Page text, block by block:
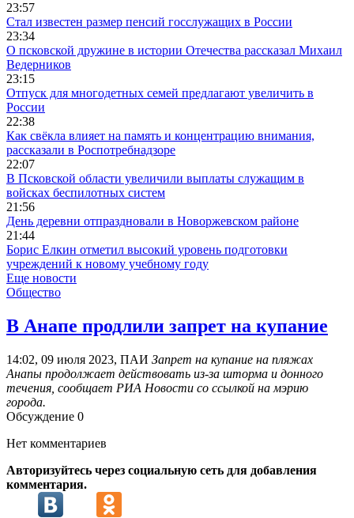
23:57
Стал известен размер пенсий госслужащих в России
23:34
О псковской дружине в истории Отечества рассказал Михаил
Ведерников
23:15
Отпуск для многодетных семей предлагают увеличить в
России
22:38
Как свёкла влияет на память и концентрацию внимания,
рассказали в Роспотребнадзоре
22:07
В Псковской области увеличили выплаты служащим в
войсках беспилотных систем
21:56
День деревни отпраздновали в Новоржевском районе
21:44
Борис Елкин отметил высокий уровень подготовки
учреждений к новому учебному году
Еще новости
Общество
В Анапе продлили запрет на купание
14:02, 09 июля 2023, ПАИ Запрет на купание на пляжах
Анапы продолжает действовать из-за шторма и донного
течения, сообщает РИА Новости со ссылкой на мэрию
города.
Обсуждение 0
Нет комментариев
Авторизуйтесь через социальную сеть для добавления
комментария.